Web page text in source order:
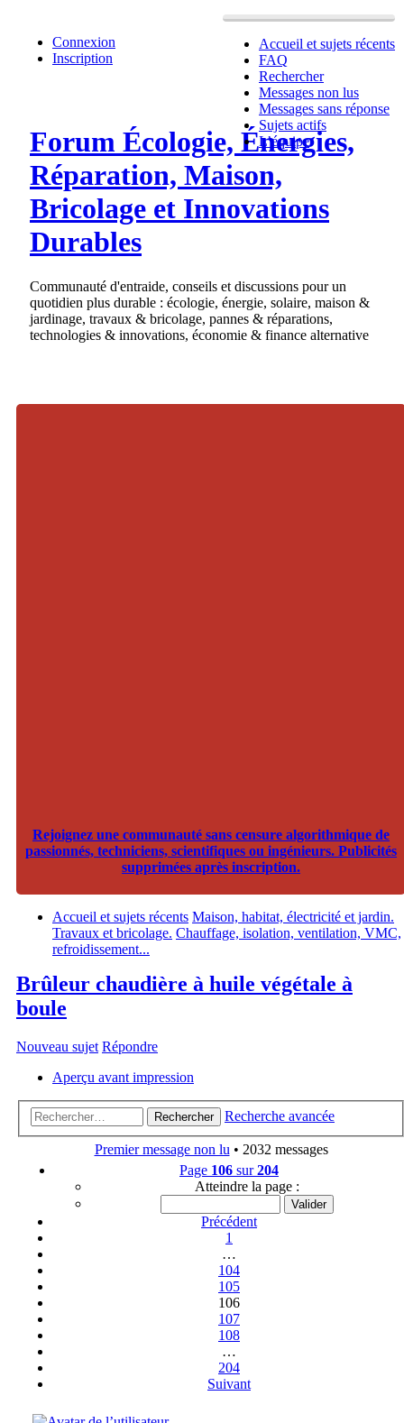
Accueil et sujets récents
FAQ
Rechercher
Messages non lus
Messages sans réponse
Sujets actifs
L’équipe
Connexion
Inscription
Forum Écologie, Énergies,
Réparation, Maison,
Bricolage et Innovations
Durables
Communauté d'entraide, conseils et discussions pour un
quotidien plus durable : écologie, énergie, solaire, maison &
jardinage, travaux & bricolage, pannes & réparations,
technologies & innovations, économie & finance alternative
Rejoignez une communauté sans censure algorithmique de
passionnés, techniciens, scientifiques ou ingénieurs. Publicités
supprimées après inscription.
Accueil et sujets récents Maison, habitat, électricité et jardin.
Travaux et bricolage. Chauffage, isolation, ventilation, VMC,
refroidissement...
Brûleur chaudière à huile végétale à
boule
Nouveau sujet Répondre
Aperçu avant impression
Rechercher Recherche avancée
Premier message non lu • 2032 messages
Page 106 sur204
Atteindre la page :
Précédent
1
…
104
105
106
107
108
…
204
Suivant